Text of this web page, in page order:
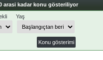
arasi kadar konu gösteriliyor
Yaş